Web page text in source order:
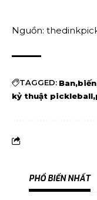
Nguồn:
TAGGED: Ban biến
kỷ thuật pickleball
PHỔ BIẾN NHẤT